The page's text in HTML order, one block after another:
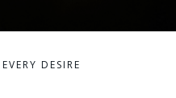
DESIRE